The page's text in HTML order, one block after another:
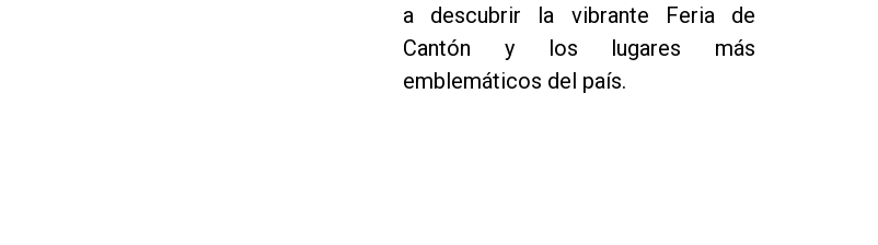
a descubrir la vibrante Feria de
Cantón y los lugares más
emblemáticos del país.